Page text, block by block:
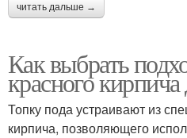
читать дальше →
Как выбрать
красного
Топку пода устраивают из
кирпича, позволяющего